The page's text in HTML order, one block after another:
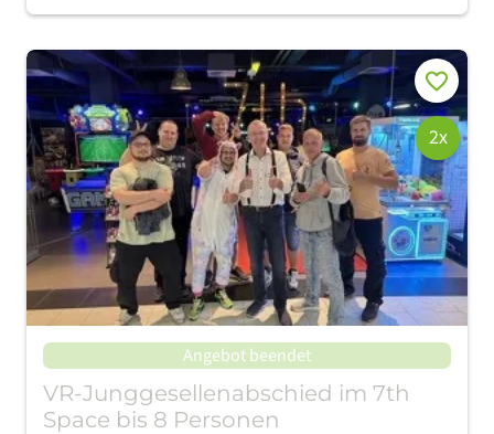
Merken
2x
Angebot beendet
VR-Junggesellenabschied im 7th
Space bis 8 Personen